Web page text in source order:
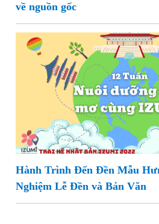
về nguồn gốc
Hành Trình Đến Đền Mẫu
Nghiệm Lễ Đền và Bản Văn